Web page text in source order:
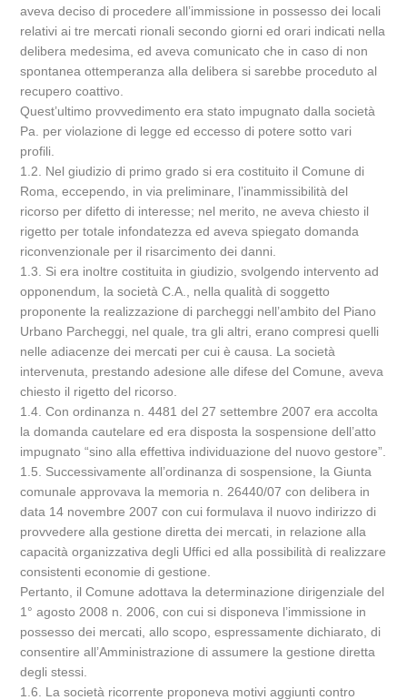
aveva deciso di procedere all’immissione in possesso dei locali
relativi ai tre mercati rionali secondo giorni ed orari indicati nella
delibera medesima, ed aveva comunicato che in caso di non
spontanea ottemperanza alla delibera si sarebbe proceduto al
recupero coattivo.
Quest’ultimo provvedimento era stato impugnato dalla società
Pa. per violazione di legge ed eccesso di potere sotto vari
profili.
1.2. Nel giudizio di primo grado si era costituito il Comune di
Roma, eccependo, in via preliminare, l’inammissibilità del
ricorso per difetto di interesse; nel merito, ne aveva chiesto il
rigetto per totale infondatezza ed aveva spiegato domanda
riconvenzionale per il risarcimento dei danni.
1.3. Si era inoltre costituita in giudizio, svolgendo intervento ad
opponendum, la società C.A., nella qualità di soggetto
proponente la realizzazione di parcheggi nell’ambito del Piano
Urbano Parcheggi, nel quale, tra gli altri, erano compresi quelli
nelle adiacenze dei mercati per cui è causa. La società
intervenuta, prestando adesione alle difese del Comune, aveva
chiesto il rigetto del ricorso.
1.4. Con ordinanza n. 4481 del 27 settembre 2007 era accolta
la domanda cautelare ed era disposta la sospensione dell’atto
impugnato “sino alla effettiva individuazione del nuovo gestore”.
1.5. Successivamente all’ordinanza di sospensione, la Giunta
comunale approvava la memoria n. 26440/07 con delibera in
data 14 novembre 2007 con cui formulava il nuovo indirizzo di
provvedere alla gestione diretta dei mercati, in relazione alla
capacità organizzativa degli Uffici ed alla possibilità di realizzare
consistenti economie di gestione.
Pertanto, il Comune adottava la determinazione dirigenziale del
1° agosto 2008 n. 2006, con cui si disponeva l’immissione in
possesso dei mercati, allo scopo, espressamente dichiarato, di
consentire all’Amministrazione di assumere la gestione diretta
degli stessi.
1.6. La società ricorrente proponeva motivi aggiunti contro